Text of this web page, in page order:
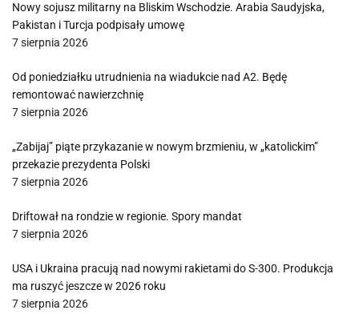
Nowy sojusz militarny na Bliskim Wschodzie. Arabia Saudyjska,
Pakistan i Turcja podpisały umowę
7 sierpnia 2026
Od poniedziałku utrudnienia na wiadukcie nad A2. Będę
remontować nawierzchnię
7 sierpnia 2026
„Zabijaj” piąte przykazanie w nowym brzmieniu, w „katolickim”
przekazie prezydenta Polski
7 sierpnia 2026
Driftował na rondzie w regionie. Spory mandat
7 sierpnia 2026
USA i Ukraina pracują nad nowymi rakietami do S-300. Produkcja
ma ruszyć jeszcze w 2026 roku
7 sierpnia 2026